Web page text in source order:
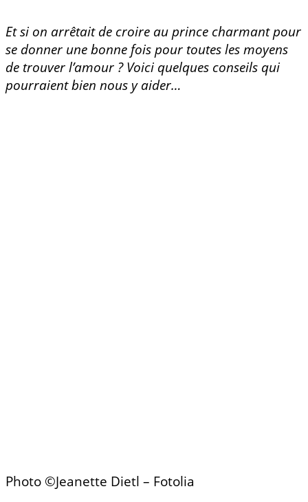
Etsi on arrêtait de croire au prince charmant pour
se donner une bonne fois pour toutes les moyens
de trouver l’amour ? Voici quelques conseils qui
pourraient bien nous y aider…
Photo ©Jeanette Dietl – Fotolia